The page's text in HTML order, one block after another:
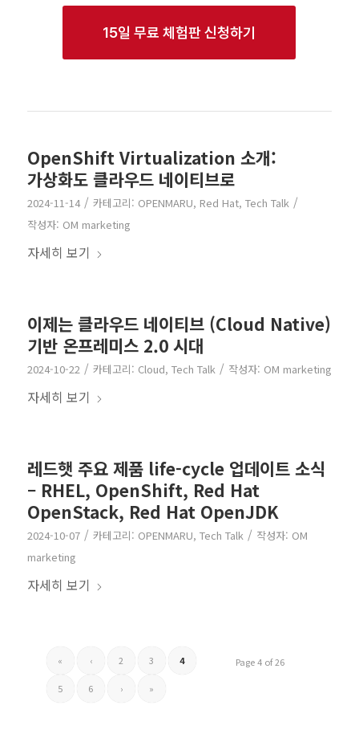
15일 무료 체험판 신청하기
OpenShift Virtualization 소개:
가상화도 클라우드 네이티브로
2024-11-14 / 카테고리: OPENMARU, Red Hat, Tech Talk /
작성자: OM marketing
자세히 보기
이제는 클라우드 네이티브 (Cloud Native)
기반 온프레미스 2.0 시대
2024-10-22 / 카테고리: Cloud, Tech Talk / 작성자: OM marketing
자세히 보기
레드햇 주요 제품 life-cycle 업데이트 소식
– RHEL, OpenShift, Red Hat
OpenStack, Red Hat OpenJDK
2024-10-07 / 카테고리: OPENMARU, Tech Talk / 작성자: OM
marketing
자세히 보기
Page 4 of 26
« ‹ 2 3 4
5 6 › »